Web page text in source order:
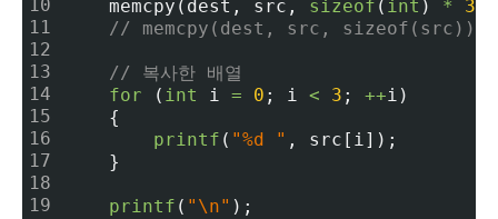
10
11
12
13
14
15
16
17
18
19
memcpy(dest, src, sizeof ( int ) * 3
// memcpy(dest, src, sizeof(src));
// 복사한 배열
for ( int i = 0 ; i < 3 ; ++i)
{
printf ( "%d " , src[i]);
}
printf ( "\n" );